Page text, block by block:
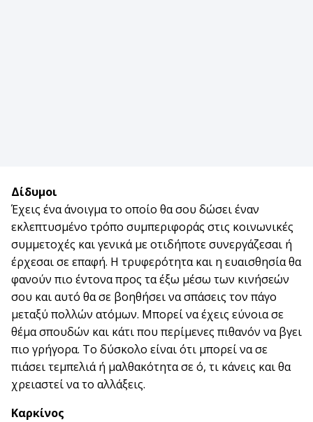
Δίδυμοι
Έχεις ένα άνοιγμα το οποίο θα σου δώσει έναν
εκλεπτυσμένο τρόπο συμπεριφοράς στις κοινωνικές
συμμετοχές και γενικά με οτιδήποτε συνεργάζεσαι ή
έρχεσαι σε επαφή. Η τρυφερότητα και η ευαισθησία θα
φανούν πιο έντονα προς τα έξω μέσω των κινήσεών
σου και αυτό θα σε βοηθήσει να σπάσεις τον πάγο
μεταξύ πολλών ατόμων. Μπορεί να έχεις εύνοια σε
θέμα σπουδών και κάτι που περίμενες πιθανόν να βγει
πιο γρήγορα. Το δύσκολο είναι ότι μπορεί να σε
πιάσει τεμπελιά ή μαλθακότητα σε ό, τι κάνεις και θα
χρειαστεί να το αλλάξεις.
Καρκίνος